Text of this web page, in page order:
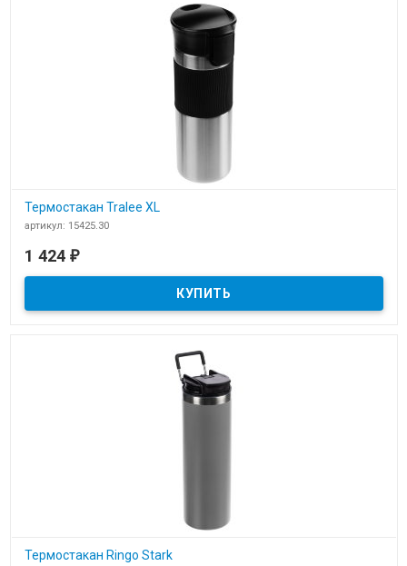
Термостакан Tralee XL
артикул: 15425.30
1 424 ₽
Термостакан Ringo Stark